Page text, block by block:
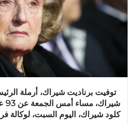
توفيت برناديت شيراك، أرملة
كلود شيراك، اليوم السبت، لوكالة